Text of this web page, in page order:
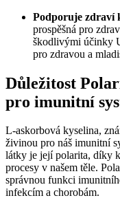
Podporuje zdraví
prospěšná pro
škodlivými účinky
pro zdravou a
Důležitost
pro imunitní
L-askorbová kyselina,
živinou pro náš imunitní
látky je její polarita, díky
procesy v našem těle.
správnou funkci
infekcím a chorobám.